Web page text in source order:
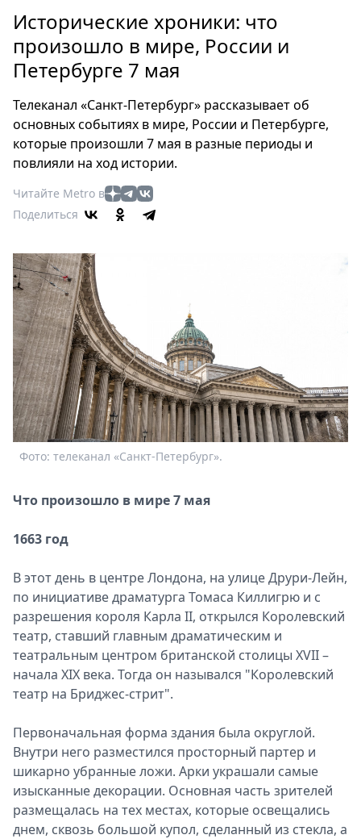
Россия
Мир
Здоровье
Туризм
Мода
Театр
Кино
Афиша
Книги
Выставки
Пресс-
релизы
О
Metro
Стримы
Спецпроекты
Звезды
Выборы
2026
Скачай
Исторические хроники: что
произошло в мире, России и
Петербурге 7 мая
Телеканал «Санкт-Петербург» рассказывает об
основных событиях в мире, России и Петербурге,
которые произошли 7 мая в разные периоды и
повлияли на ход истории.
Читайте Metro в
Поделиться
Фото: телеканал «Санкт-Петербург».
Что произошло в мире 7 мая
1663 год
В этот день в центре Лондона, на улице Друри-Лейн,
по инициативе драматурга Томаса Киллигрю и с
разрешения короля Карла ІІ, открылся Королевский
театр, ставший главным драматическим и
театральным центром британской столицы XVII –
начала XIX века. Тогда он назывался "Королевский
театр на Бриджес-стрит".
Первоначальная форма здания была округлой.
Внутри него разместился просторный партер и
шикарно убранные ложи. Арки украшали самые
изысканные декорации. Основная часть зрителей
размещалась на тех местах, которые освещались
днем, сквозь большой купол, сделанный из стекла, а